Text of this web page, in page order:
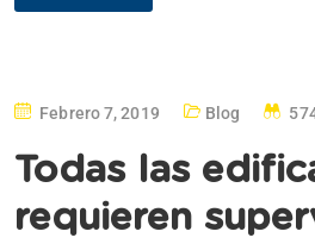
Febrero 7, 2019 Blog
Todas las
requieren